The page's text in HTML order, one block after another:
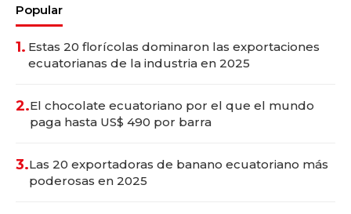
Popular
1. Estas 20 florícolas dominaron las exportaciones
ecuatorianas de la industria en 2025
2.El chocolate ecuatoriano por el que el mundo
paga hasta US$ 490 por barra
3.Las 20 exportadoras de banano ecuatoriano más
poderosas en 2025